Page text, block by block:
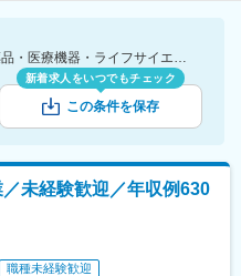
[勤務地]三重県 [業種]医薬品卸-医薬品・医療機器・ライフサイエンス・医療系サービス [こだわり条件ピックアップ]学歴不問 [詳細条件](募集・採用情報)学歴不問
新着求人をいつでもチェック
この条件を保存
未経験歓迎／年収例630
職種未経験歓迎